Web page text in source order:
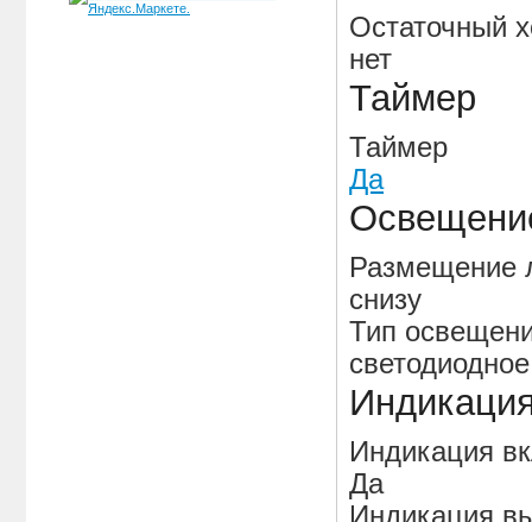
Остаточный
нет
Таймер
Таймер
Да
Размещение
снизу
Тип
светодиодное
Индикация
Да
Индикация